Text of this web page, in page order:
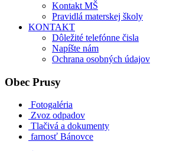
Kontakt MŠ
Pravidlá materskej školy
KONTAKT
Dôležité telefónne čisla
Napíšte nám
Ochrana osobných údajov
Obec Prusy
Fotogaléria
Zvoz odpadov
Tlačivá a dokumenty
farnosť Bánovce